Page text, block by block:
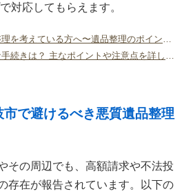
対応してもらえます。
で避けるべき悪質遺品整理
その周辺でも、高額請求や不法投
存在が報告されています。以下の